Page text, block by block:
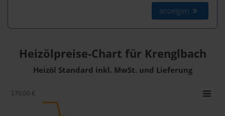
anzeigen
Heizölpreise-Chart für Krenglbach
Heizöl Standard inkl. MwSt. und Lieferung
170,00 €